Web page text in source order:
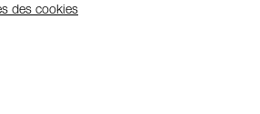
des cookies